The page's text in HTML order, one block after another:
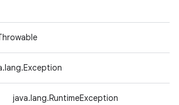
java.lang.RuntimeException